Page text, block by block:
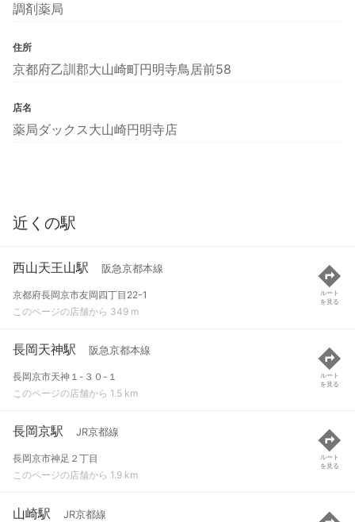
調剤薬局
住所
京都府乙訓郡大山崎町円明寺鳥居前58
店名
薬局ダックス大山崎円明寺店
近くの駅
西山天王山駅 阪急京都本線
京都府長岡京市友岡四丁目22-1
このページの店舗から 349 m
ルート
を見る
長岡天神駅 阪急京都本線
長岡京市天神１-３０-１
このページの店舗から 1.5 km
ルート
を見る
長岡京駅 JR京都線
長岡京市神足２丁目
このページの店舗から 1.9 km
ルート
を見る
山崎駅 JR京都線